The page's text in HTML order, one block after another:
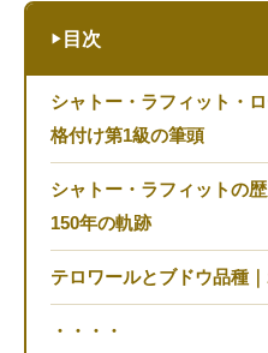
▶ 目次
シャトー・ラフィット・
格付け第1級の筆頭
シャトー・ラフィットの
150年の軌跡
テロワールとブドウ品種
・・・・